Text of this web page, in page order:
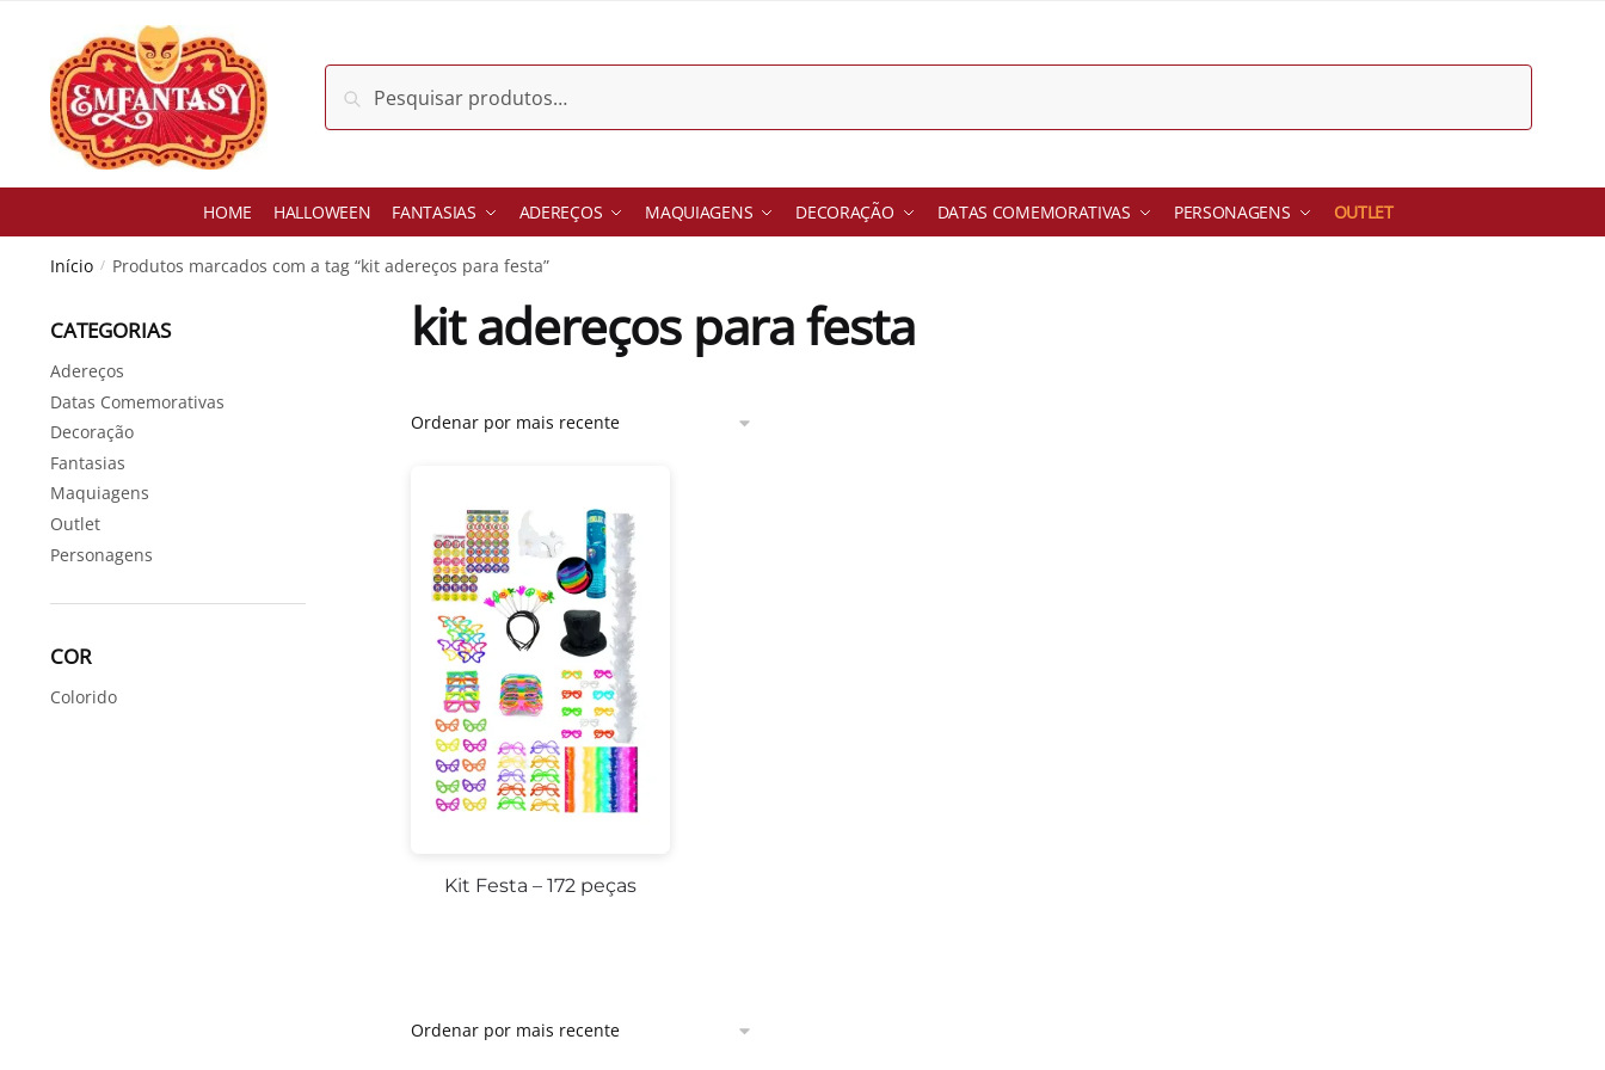
navigation
content
Pesquisar
por:
Pesquisar
HOME HALLOWEEN FANTASIAS ADEREÇOS MAQUIAGENS DECORAÇÃO DATAS COMEMORATIVAS PERSONAGENS OUTLET
Início / Produtos marcados com a tag “kit adereços para festa”
kit adereços para festa
Kit Festa – 172 peças
CATEGORIAS
Adereços
Datas Comemorativas
Decoração
Fantasias
Maquiagens
Outlet
Personagens
COR
Colorido